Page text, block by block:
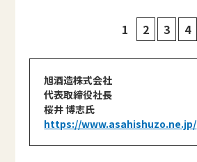
1 2 3 4
旭酒造株式会社
代表取締役社長
桜井 博志氏
https://www.asahishuzo.ne.jp/